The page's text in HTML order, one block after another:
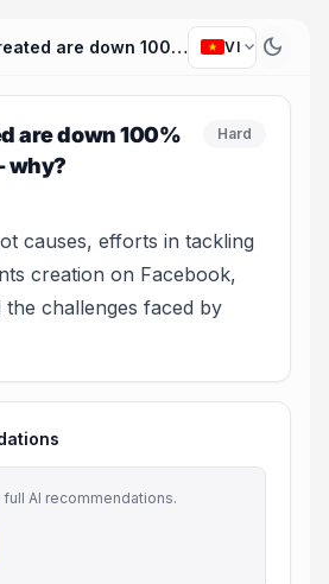
Events created are down 100% on Facebook - why? VI expand_more dark_mode
are down 100%
why?
Hard
causes, efforts in tackling
creation on Facebook,
the challenges faced by
AI recommendations.